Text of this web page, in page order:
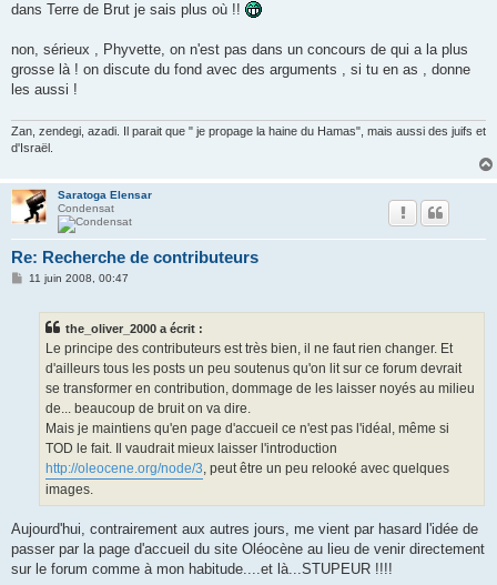
dans Terre de Brut je sais plus où !!
non, sérieux , Phyvette, on n'est pas dans un concours de qui a la plus
grosse là ! on discute du fond avec des arguments , si tu en as , donne
les aussi !
Zan, zendegi, azadi. Il parait que " je propage la haine du Hamas", mais aussi des juifs et
d'Israël.
Saratoga Elensar
Condensat
Re: Recherche de contributeurs
M
11 juin 2008, 00:47
the_oliver_2000 a écrit :
Le principe des contributeurs est très bien, il ne faut rien changer. Et
d'ailleurs tous les posts un peu soutenus qu'on lit sur ce forum devrait
se transformer en contribution, dommage de les laisser noyés au milieu
de... beaucoup de bruit on va dire.
Mais je maintiens qu'en page d'accueil ce n'est pas l'idéal, même si
TOD le fait. Il vaudrait mieux laisser l'introduction
http://oleocene.org/node/3 , peut être un peu relooké avec quelques
images.
Aujourd'hui, contrairement aux autres jours, me vient par hasard l'idée de
passer par la page d'accueil du site Oléocène au lieu de venir directement
sur le forum comme à mon habitude....et là...STUPEUR !!!!